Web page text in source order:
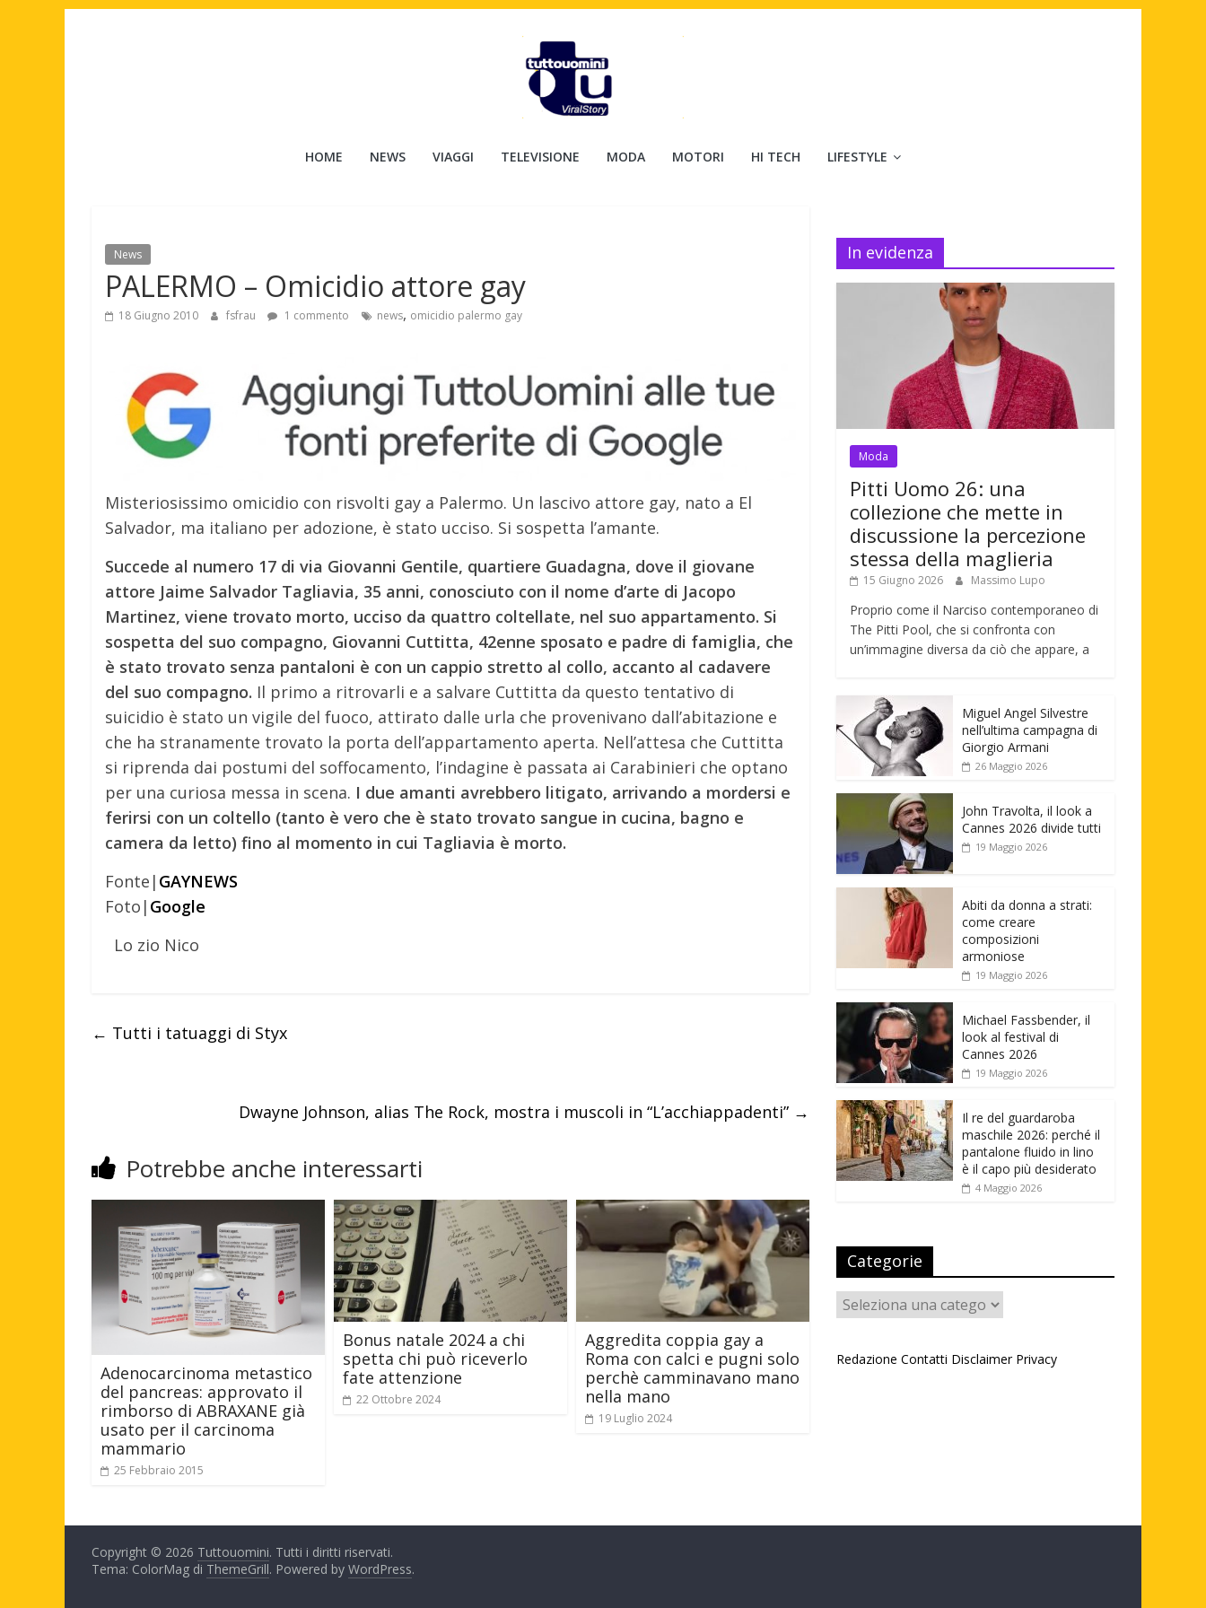
Tuttouomini
Motori,
gay
news
HOME NEWS VIAGGI TELEVISIONE MODA MOTORI HI TECH LIFESTYLE
News
PALERMO – Omicidio attore gay
18 Giugno 2010 fsfrau 1 commento news, omicidio palermo gay
Misteriosissimo omicidio con risvolti gay a Palermo. Un lascivo attore gay, nato a El
Salvador, ma italiano per adozione, è stato ucciso. Si sospetta l’amante.
Succede al numero 17 di via Giovanni Gentile, quartiere Guadagna, dove il giovane
attore Jaime Salvador Tagliavia, 35 anni, conosciuto con il nome d’arte di Jacopo
Martinez, viene trovato morto, ucciso da quattro coltellate, nel suo appartamento. Si
sospetta del suo compagno, Giovanni Cuttitta, 42enne sposato e padre di famiglia, che
è stato trovato senza pantaloni è con un cappio stretto al collo, accanto al cadavere
del suo compagno. Il primo a ritrovarli e a salvare Cuttitta da questo tentativo di
suicidio è stato un vigile del fuoco, attirato dalle urla che provenivano dall’abitazione e
che ha stranamente trovato la porta dell’appartamento aperta. Nell’attesa che Cuttitta
si riprenda dai postumi del soffocamento, l’indagine è passata ai Carabinieri che optano
per una curiosa messa in scena. I due amanti avrebbero litigato, arrivando a mordersi e
ferirsi con un coltello (tanto è vero che è stato trovato sangue in cucina, bagno e
camera da letto) fino al momento in cui Tagliavia è morto.
Fonte| GAYNEWS
Foto| Google
Lo zio Nico
← Tutti i tatuaggi di Styx
Dwayne Johnson, alias The Rock, mostra i muscoli in “L’acchiappadenti” →
Potrebbe anche interessarti
Adenocarcinoma metastico
del pancreas: approvato il
rimborso di ABRAXANE già
usato per il carcinoma
mammario
25 Febbraio 2015
Bonus natale 2024 a chi
spetta chi può riceverlo
fate attenzione
22 Ottobre 2024
Aggredita coppia gay a
Roma con calci e pugni solo
perchè camminavano mano
nella mano
19 Luglio 2024
In evidenza
Moda
Pitti Uomo 26: una
collezione che mette in
discussione la percezione
stessa della maglieria
15 Giugno 2026 Massimo Lupo
Proprio come il Narciso contemporaneo di
The Pitti Pool, che si confronta con
un’immagine diversa da ciò che appare, a
Miguel Angel Silvestre
nell’ultima campagna di
Giorgio Armani
26 Maggio 2026
John Travolta, il look a
Cannes 2026 divide tutti
19 Maggio 2026
Abiti da donna a strati:
come creare
composizioni
armoniose
19 Maggio 2026
Michael Fassbender, il
look al festival di
Cannes 2026
19 Maggio 2026
Il re del guardaroba
maschile 2026: perché il
pantalone fluido in lino
è il capo più desiderato
4 Maggio 2026
Categorie
Categorie
Redazione Contatti Disclaimer Privacy
Copyright © 2026 Tuttouomini. Tutti i diritti riservati.
Tema: ColorMag di ThemeGrill. Powered by WordPress.